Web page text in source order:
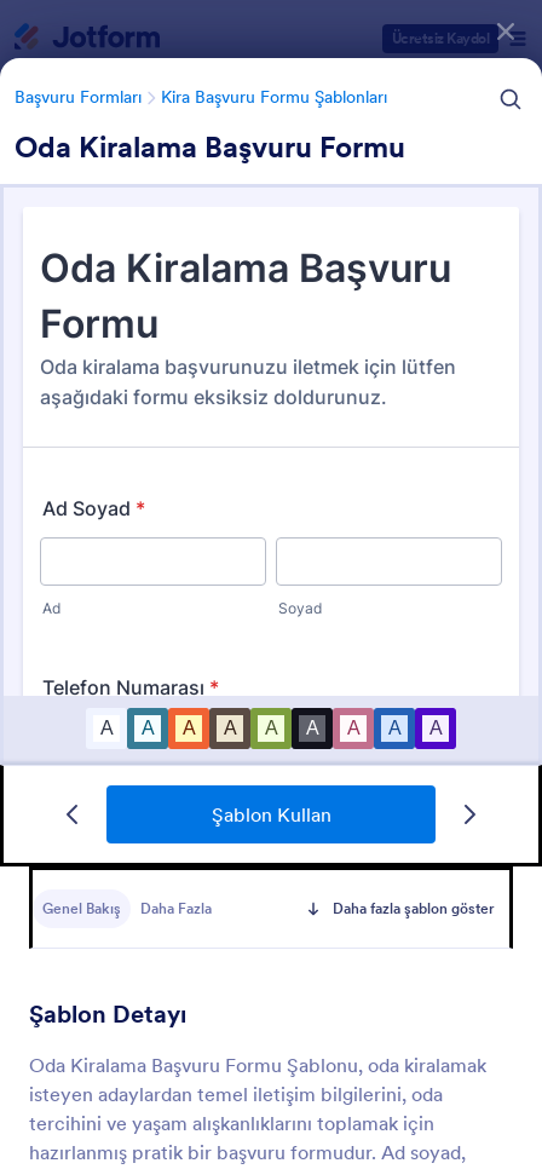
Ücretsiz Kaydol
Başvuru Formları Kira Başvuru Formu Şablonları
Oda Kiralama Başvuru Formu
Şablon Kullan
Genel Bakış Daha Fazla Daha fazla şablon göster
Şablon Detayı
Oda Kiralama Başvuru Formu Şablonu, oda kiralamak
isteyen adaylardan temel iletişim bilgilerini, oda
tercihini ve yaşam alışkanlıklarını toplamak için
hazırlanmış pratik bir başvuru formudur. Ad soyad,
Başvuru Formları Kira Başvuru Formu Şablonları
Kira Başvuru Formu Şablonları
Motosiklet Kiralama Sözleşmesi
temel iletişim bilgilerini toplayabilir ve kiralama şart
bir biçimde alabilirsiniz.
Önizleme
Form Şablonu Kategorileri